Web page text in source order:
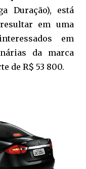
Duração), está
em uma
em
da marca
de R$ 53 800.